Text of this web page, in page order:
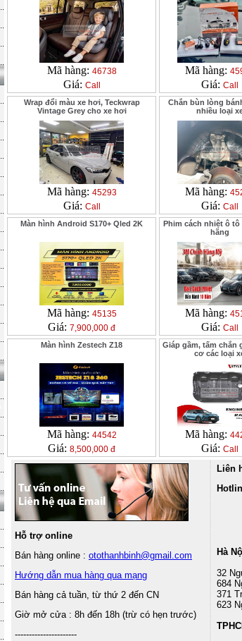
Mã hàng: 46738
Giá: Call
Mã hàng:
Giá: Call
Wrap đổi màu xe hơi, Teckwrap
Vintage Grey cho xe hơi
Mã hàng: 45293
Giá: Call
Chắn bùn lòng
nhiều loại
Mã hàng:
Giá: Call
Màn hình Android S170+ Qled 2K
Mã hàng: 45135
Giá: 7,900,000 đ
Phim cách nhiệt ô tô
hãng
Mã hàng:
Giá: Call
Màn hình Zestech Z18
Mã hàng: 44542
Giá: 8,500,000 đ
Giáp gầm, tấm chắn
cơ các loại
Mã hàng:
Giá: Call
Hỗ trợ online
Bán hàng online : otothanhbinh@gmail.com
Hướng dẫn mua hàng qua mạng
Bán hàng cả tuần, từ thứ 2 đến CN
Giờ mở cửa : 8h đến 18h (trừ có hẹn trước)
----------------------
Liên
Hà
32
684
371
623